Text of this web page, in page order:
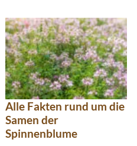
Alle Fakten rund um die
Samen der
Spinnenblume